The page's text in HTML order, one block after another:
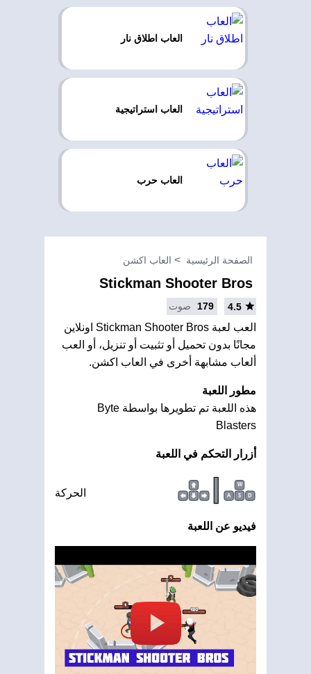
العاب اطلاق نار
العاب استراتيجية
العاب حرب
الصفحة الرئيسية العاب اكشن
Stickman Shooter Bros
4.5
179 صوت
العب لعبة Stickman Shooter Bros اونلاين
مجانًا بدون تحميل أو تثبيت أو تنزيل، أو العب
ألعاب مشابهة أخرى في العاب اكشن.
مطور اللعبة
هذه اللعبة تم تطويرها بواسطة Byte
Blasters
أزرار التحكم في اللعبة
W
A
S D
| الحركة
فيديو عن اللعبة